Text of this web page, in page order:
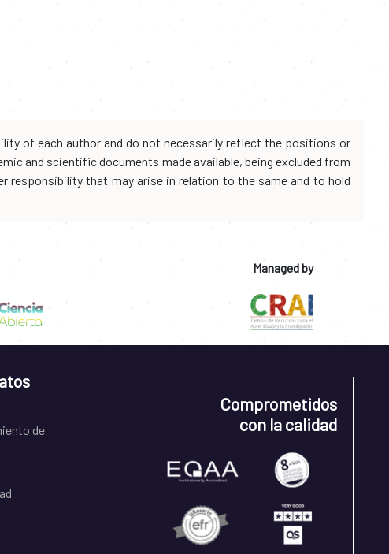
of each author and do not necessarily reflect the positions or
and scientific documents made available, being excluded from
responsibility that may arise in relation to the same and to hold
Managed by
de
Comprometidos
con la calidad